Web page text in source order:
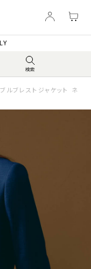
ルブレストジャケット ネイ